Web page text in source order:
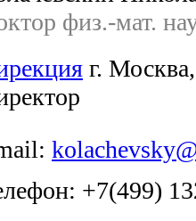
физ.-мат.
г.
+7(499)